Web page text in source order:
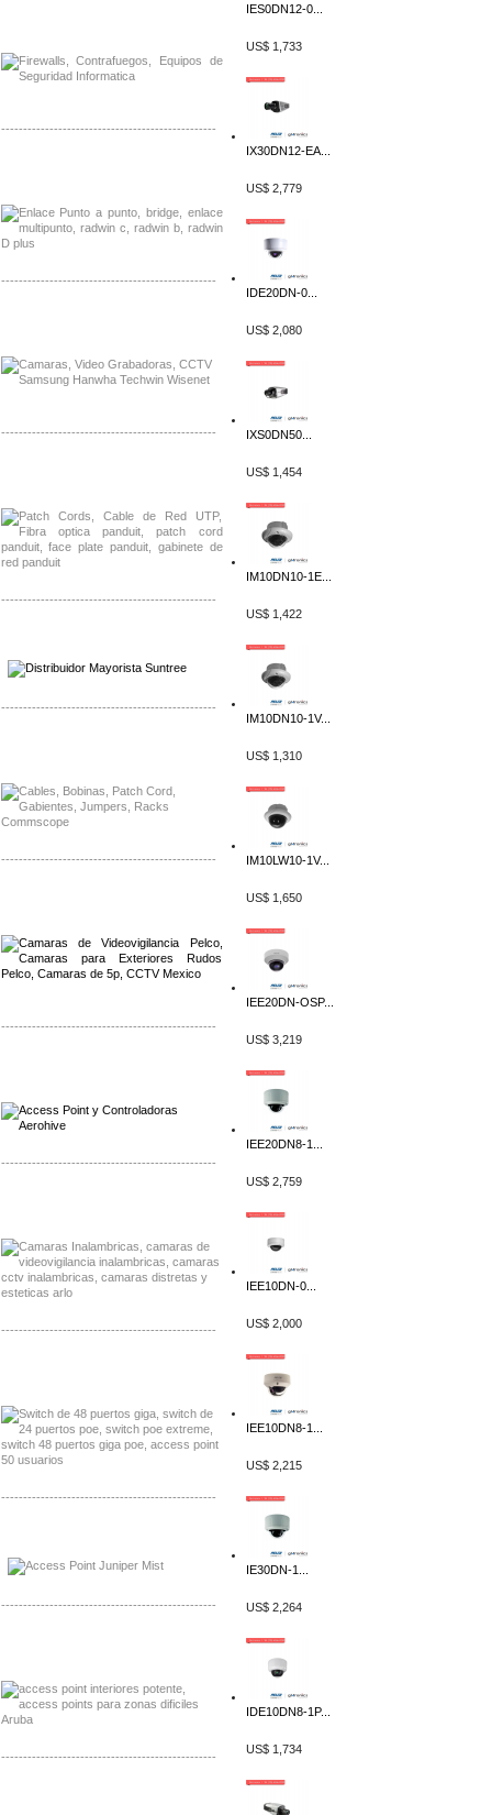
-------------------------------------------------
-------------------------------------------------
-------------------------------------------------
-------------------------------------------------
-------------------------------------------------
-------------------------------------------------
-------------------------------------------------
-------------------------------------------------
-------------------------------------------------
-------------------------------------------------
-------------------------------------------------
-------------------------------------------------
IES0DN12-0...
US$ 1,733
IX30DN12-EA...
US$ 2,779
IDE20DN-0...
US$ 2,080
IXS0DN50...
US$ 1,454
IM10DN10-1E...
US$ 1,422
IM10DN10-1V...
US$ 1,310
IM10LW10-1V...
US$ 1,650
IEE20DN-OSP...
US$ 3,219
IEE20DN8-1...
US$ 2,759
IEE10DN-0...
US$ 2,000
IEE10DN8-1...
US$ 2,215
IE30DN-1...
US$ 2,264
IDE10DN8-1P...
US$ 1,734